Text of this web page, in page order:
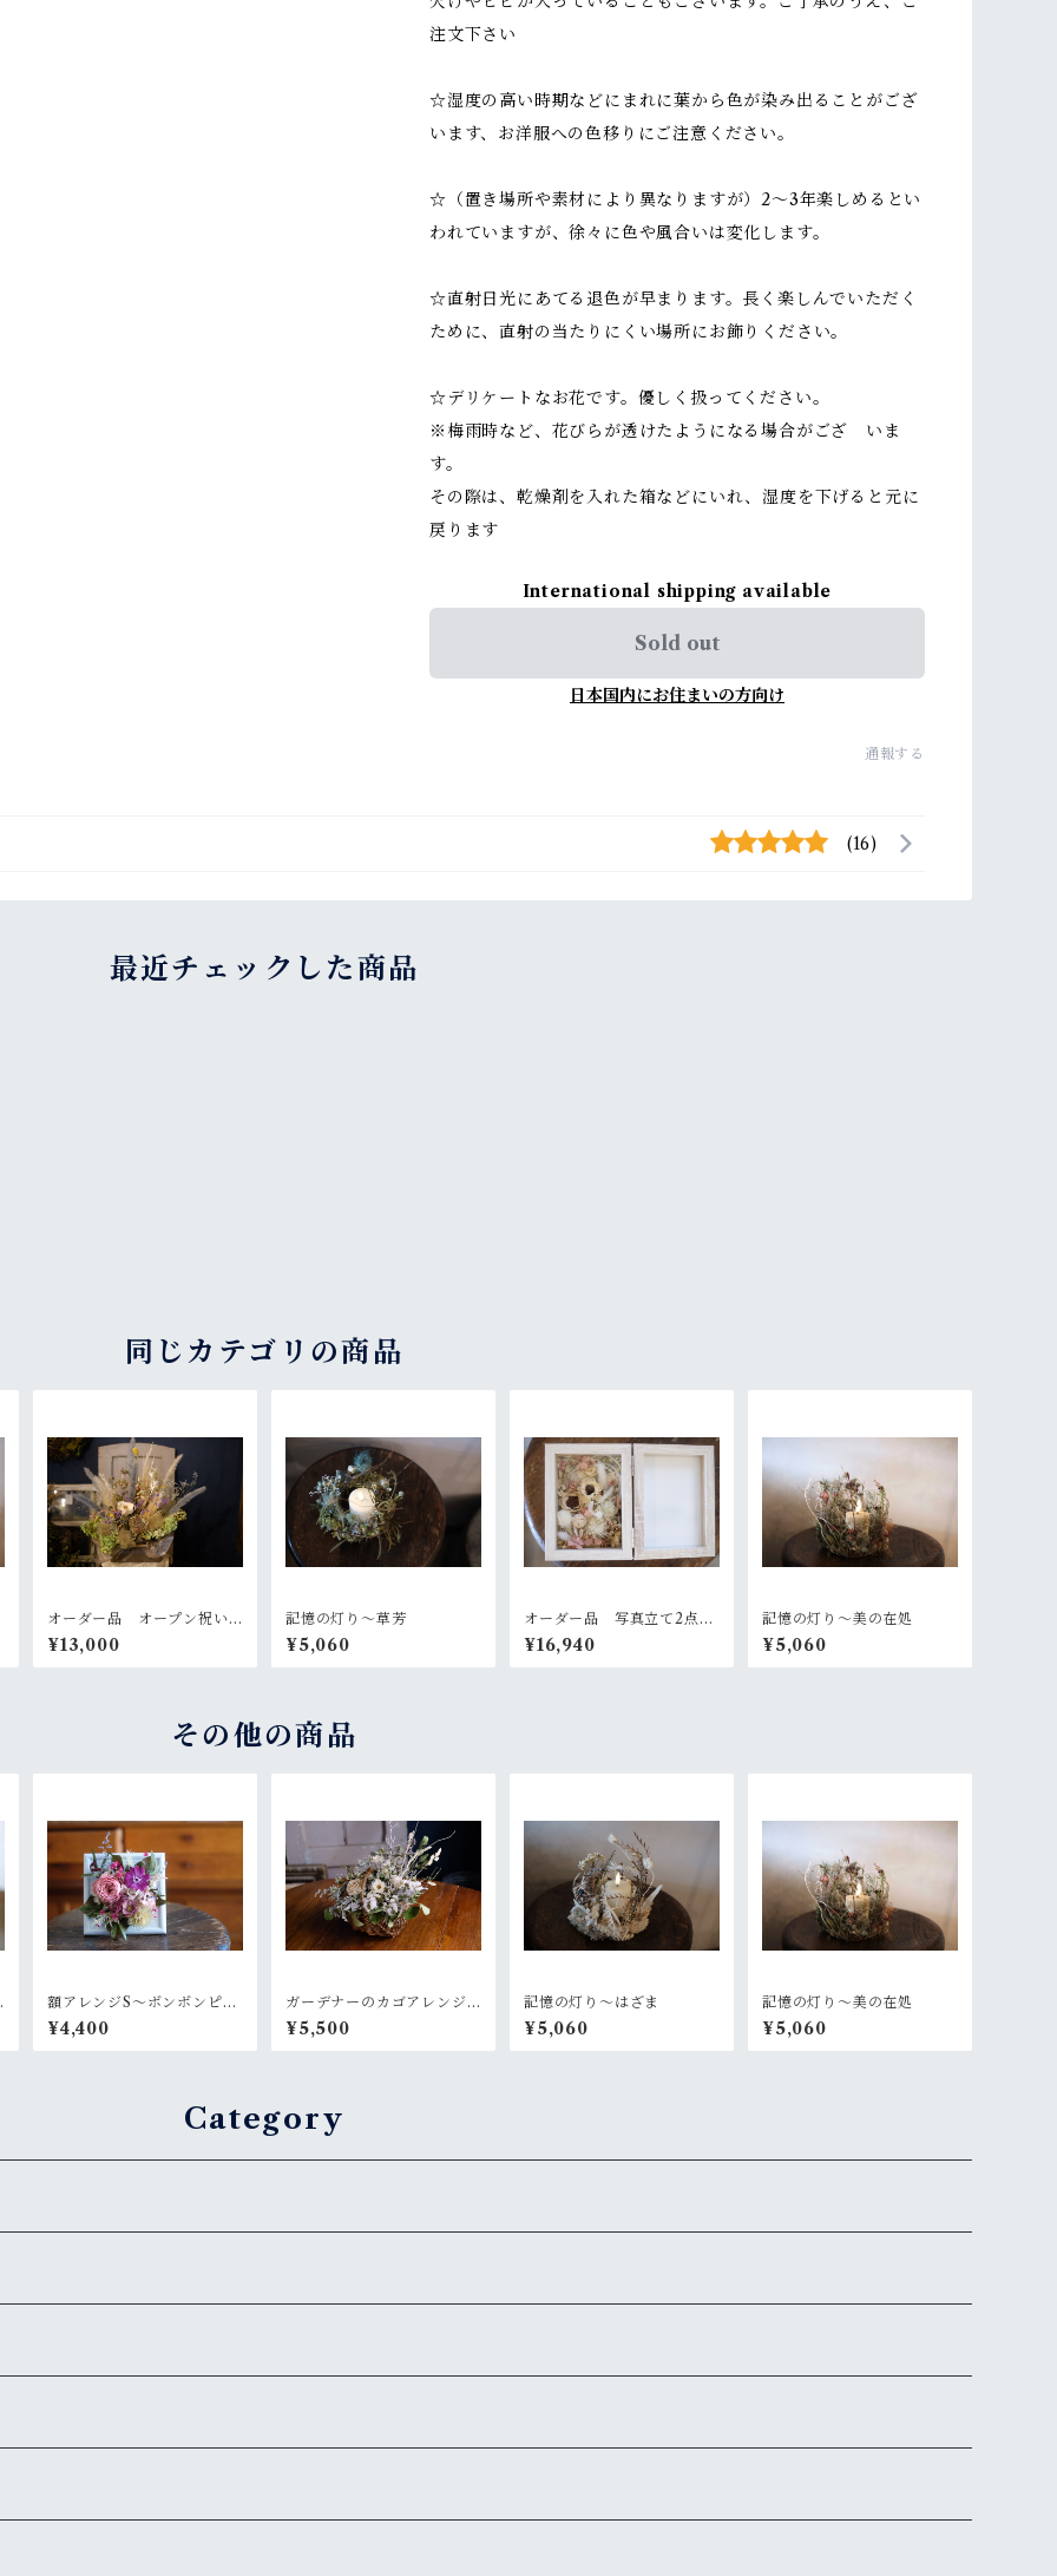
注文下さい
☆湿度の高い時期などにまれに葉から色が染み出ることがござ
います、お洋服への色移りにご注意ください。
☆（置き場所や素材により異なりますが）2～3年楽しめるとい
われていますが、徐々に色や風合いは変化します。
☆直射日光にあてる退色が早まります。長く楽しんでいただく
ために、直射の当たりにくい場所にお飾りください。
☆デリケートなお花です。優しく扱ってください。
※梅雨時など、花びらが透けたようになる場合がござ いま
す。
その際は、乾燥剤を入れた箱などにいれ、湿度を下げると元に
戻ります
International shipping available
Sold out
日本国内にお住まいの方向け
通報する
(16)
最近チェックした商品
同じカテゴリの商品
オーダー品 オープン祝い
のお花
¥13,000
記憶の灯り〜草芳
¥5,060
オーダー品 写真立て2点
+ガラスのバルーンアレンジ
2点
¥16,940
記憶の灯り〜美の在処
¥5,060
その他の商品
額アレンジS〜ボンボンピン
ク
¥4,400
ガーデナーのカゴアレンジ
M~白×グリーン【オーダー
後制作】
¥5,500
記憶の灯り〜はざま
¥5,060
記憶の灯り〜美の在処
¥5,060
Category